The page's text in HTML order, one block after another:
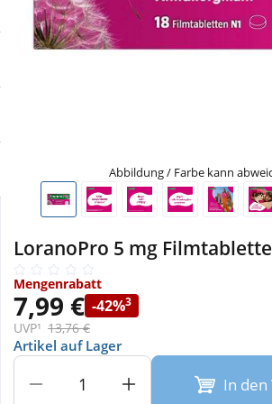
Sale
Täglich gut versorgt
Körperpflege & Kosmetik
Nahrungsergänzung
Sanitätshaus
Sport & Fitness
Tierbedarf
Physiogel
Abbildung / Farbe kann
LoranoPro 5 mg
Mengenrabatt
7,99 € -42%3
UVP¹ 13,76 €
Artikel auf Lager
In